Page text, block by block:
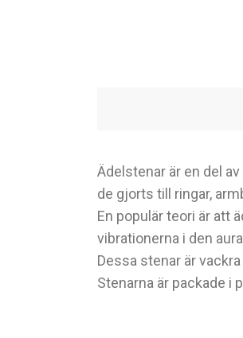
Ädelstenar är en del
de gjorts till ringar,
En populär teori är att
vibrationerna i den
Dessa stenar är
Stenarna är packade i